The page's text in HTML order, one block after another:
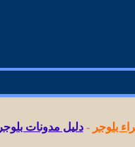
بلوجر -دليل مدونات بلوجر